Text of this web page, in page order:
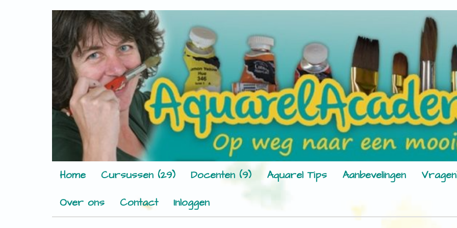
Home Cursussen (29) Docenten (9) Aquarel Tips Aanbevelingen
Over ons
Contact Inloggen